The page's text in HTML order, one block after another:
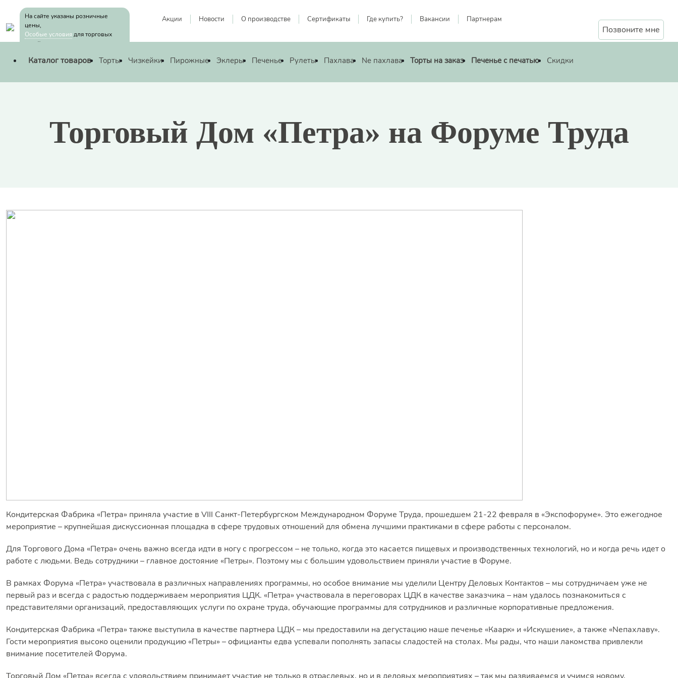
the
content
На сайте указаны розничные
цены,
Особые условиядля торговых
сетей
Акции Новости О производстве Cертификаты Где купить? Вакансии Партнерам
Позвоните мне
Каталог товаров Торты Чизкейки Пирожные Эклеры Печенье Рулеты Пахлава Ne пахлава Торты на заказ Печенье с печатью Скидки
— Новости — Торговый Дом «Петра» на Форуме Труда
Торговый Дом «Петра» на Форуме Труда
Кондитерская Фабрика «Петра» приняла участие в VIII Санкт-Петербургском Международном Форуме Труда, прошедшем 21-22 февраля в «Экспофоруме». Это ежегодное
мероприятие – крупнейшая дискуссионная площадка в сфере трудовых отношений для обмена лучшими практиками в сфере работы с персоналом.
Для Торгового Дома «Петра» очень важно всегда идти в ногу с прогрессом – не только, когда это касается пищевых и производственных технологий, но и когда речь идет о
работе с людьми. Ведь сотрудники – главное достояние «Петры». Поэтому мы с большим удовольствием приняли участие в Форуме.
В рамках Форума «Петра» участвовала в различных направлениях программы, но особое внимание мы уделили Центру Деловых Контактов – мы сотрудничаем уже не
первый раз и всегда с радостью поддерживаем мероприятия ЦДК. «Петра» участвовала в переговорах ЦДК в качестве заказчика – нам удалось познакомиться с
представителями организаций, предоставляющих услуги по охране труда, обучающие программы для сотрудников и различные корпоративные предложения.
Кондитерская Фабрика «Петра» также выступила в качестве партнера ЦДК – мы предоставили на дегустацию наше печенье «Каарк» и «Искушение», а также «Neпахлаву».
Гости мероприятия высоко оценили продукцию «Петры» – официанты едва успевали пополнять запасы сладостей на столах. Мы рады, что наши лакомства привлекли
внимание посетителей Форума.